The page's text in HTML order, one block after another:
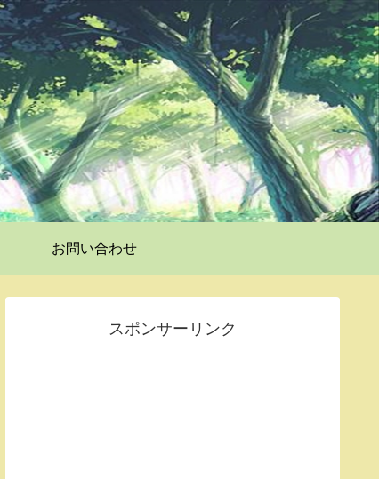
お問い合わせ
スポンサーリンク